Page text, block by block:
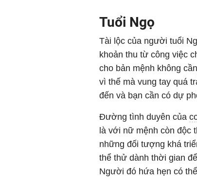
Tuổi Ngọ
Tài lộc của người tuổi
khoản thu từ công việc
cho bản mệnh không
vì thế mà vung tay quá
đến và bạn cần có dự
Đường tình duyên của
là với nữ mệnh còn độc
những đối tượng khá
thể thử dành thời gian
Người đó hứa hẹn có